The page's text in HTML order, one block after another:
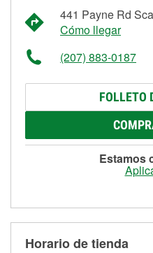
441 Payne Rd
Cómo llegar
(207) 883-0187
FOLLETO
Estamos
Horario de tienda